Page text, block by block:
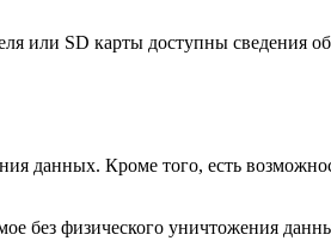
или SD карты доступны сведения
данных. Кроме того, есть
без физического уничтожения